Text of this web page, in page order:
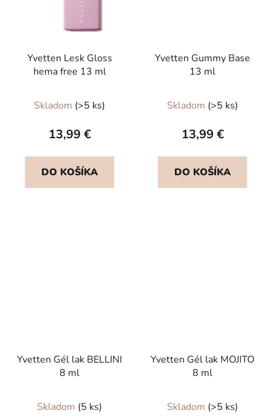
Yvetten Lesk Gloss
hema free 13 ml
hodnotenie
produktu
5,0
z
Skladom (>5 ks)
13,99 €
DO KOŠÍKA
Yvetten Gummy Base
13 ml
hodnotenie
produktu
5,0
z
Skladom (>5 ks)
13,99 €
DO KOŠÍKA
Yvetten Gél lak BELLINI
8 ml
Skladom (5 ks)
Yvetten Gél lak MOJITO
8 ml
Skladom (>5 ks)